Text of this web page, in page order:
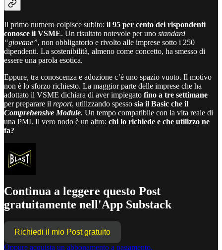
Il primo numero colpisce subito: il 95 per cento dei rispondenti
conosce il VSME. Un risultato notevole per uno standard
“giovane”, non obbligatorio e rivolto alle imprese sotto i 250
dipendenti. La sostenibilità, almeno come concetto, ha smesso di
essere una parola esotica.
Eppure, tra conoscenza e adozione c’è uno spazio vuoto. Il motivo
non è lo sforzo richiesto. La maggior parte delle imprese che ha
adottato il VSME dichiara di aver impiegato fino a tre settimane
per preparare il report, utilizzando spesso sia il Basic che il
Comprehensive Module. Un tempo compatibile con la vita reale di
una PMI. Il vero nodo è un altro: chi lo richiede e che utilizzo ne
fa?
Continua a leggere questo Post
gratuitamente nell'App Substack
Richiedi il mio Post gratuito
Oppure acquista un abbonamento a pagamento.